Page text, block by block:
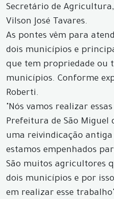
Secretário de
Vilson José Tavares.
As pontes vêm para
dois municípios e
que tem propriedade ou
municípios. Conforme
Roberti.
"Nós vamos realizar
Prefeitura de São Miguel
uma reivindicação
estamos empenhados
São muitos agricultores
dois municípios e por
em realizar esse